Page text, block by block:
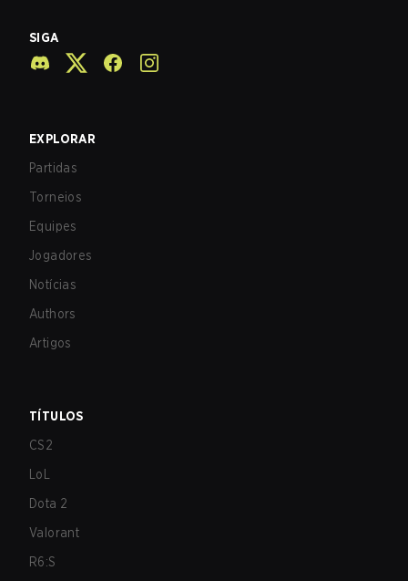
SIGA
EXPLORAR
Partidas
Torneios
Equipes
Jogadores
Notícias
Authors
Artigos
TÍTULOS
CS2
LoL
Dota 2
Valorant
R6:S